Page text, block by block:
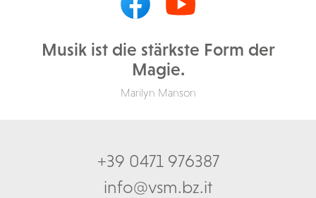
Musik ist die stärkste Form der
Magie.
Marilyn Manson
+39 0471 976387
info@vsm.bz.it